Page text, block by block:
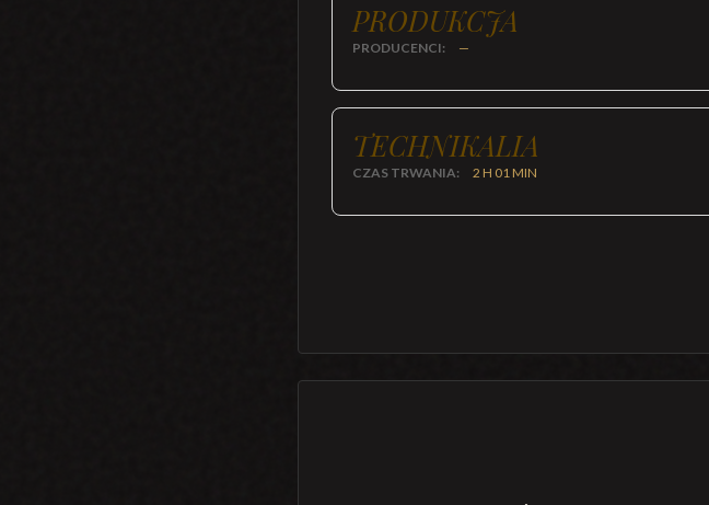
PRODUKCJA
PRODUCENCI: —
TECHNIKALIA
CZAS TRWANIA: 2 H 01 MIN